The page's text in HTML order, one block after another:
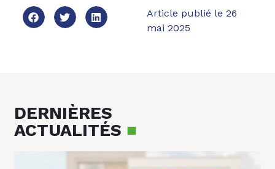
Article publié le 26
mai 2025
DERNIÈRES
ACTUALITÉS ■